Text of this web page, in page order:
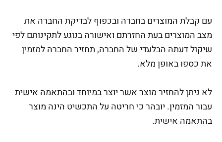
עם קבלת המוצרים בחברה ובכפוף לבדיקת החברה את
מצב המוצרים בעת החזרתם ואישורה בנוגע לתקינותם לפי
שיקול דעתה הבלעדי של החברה, תחזיר החברה למזמין
את כספו באופן מלא.
לא ניתן להחזיר מוצר אשר יוצר במיוחד ובהתאמה אישית
עבור המזמין. יובהר כי חריטה על התכשיט הינה מוצר
בהתאמה אישית.